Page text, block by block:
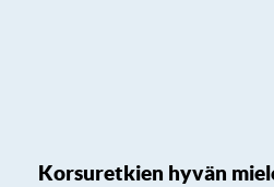
Korsuretkien hyvän